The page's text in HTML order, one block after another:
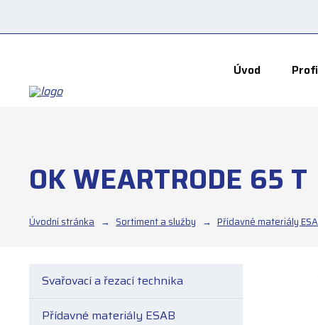
Úvod
OK WEARTRODE 65 T
Úvodní stránka Sortiment a služby Přídavné materiály
Svařovací a řezací technika
Přídavné materiály ESAB